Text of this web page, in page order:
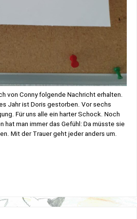
von Conny folgende Nachricht erhalten.
Jahr ist Doris gestorben. Vor sechs
Für uns alle ein harter Schock. Noch
hat man immer das Gefühl: Da müsste sie
Mit der Trauer geht jeder anders um.